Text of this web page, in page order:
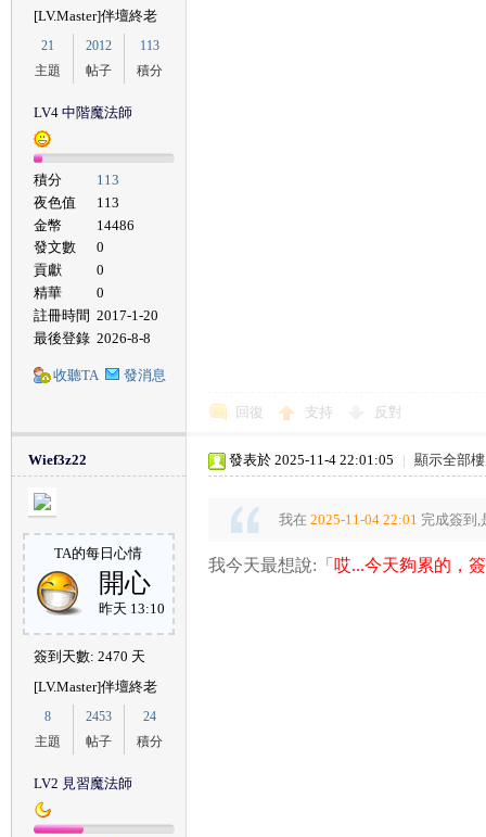
[LV.Master]伴壇終老
21
主題
2012
帖子
113
積分
LV4 中階魔法師
積分
113
夜色值
113
金幣
14486
發文數
0
貢獻
0
精華
0
註冊時間 2017-1-20
最後登錄 2026-8-8
收聽TA 發消息
回復 支持 反對
Wief3z22
TA的每日心情
開心
昨天 13:10
簽到天數: 2470 天
[LV.Master]伴壇終老
8
主題
2453
帖子
24
積分
LV2 見習魔法師
發表於 2025-11-4 22:01:05 | 顯示全部
我在 2025-11-04 22:01 完成簽到,
我今天最想說:「 哎...今天夠累的，